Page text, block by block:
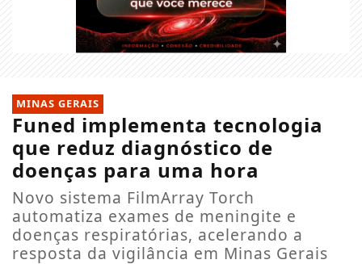
MINAS GERAIS
Funed implementa tecnologia
que reduz diagnóstico de
doenças para uma hora
Novo sistema FilmArray Torch
automatiza exames de meningite e
doenças respiratórias, acelerando a
resposta da vigilância em Minas Gerais